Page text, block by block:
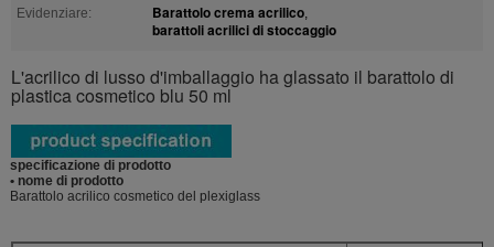
Evidenziare:
Barattolo crema acrilico,
barattoli acrilici di stoccaggio
L'acrilico di lusso d'imballaggio ha glassato il barattolo di
plastica cosmetico blu 50 ml
specificazione di prodotto
• nome di prodotto
Barattolo acrilico cosmetico del plexiglass